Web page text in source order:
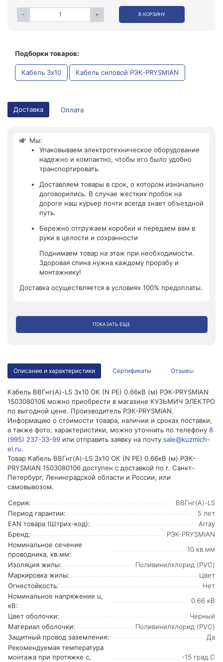
- + В КОРЗИНУ
Подборки товаров:
Кабель 3x10 Кабель силовой РЭК-PRYSMIAN
Доставка Оплата
Мы:
Упаковываем электротехническое оборудование
надежно и компактно, чтобы его было удобно
транспортировать.
Доставляем товары в срок, о котором изначально
договорились. В случае жестких пробок на
дороге наш курьер почти всегда знает объездной
путь.
Бережно отгружаем коробки и передаем вам в
руки в целости и сохранности
Поднимаем товар на этаж при необходимости.
Здоровая спина нужна каждому прорабу и
монтажнику!
Доставка осуществляется в условиях 100% предоплаты.
ПОКАЗАТЬ ЕЩЕ
Описание и характеристики Сертификаты Отзывы
Кабель ВВГнг(А)-LS 3х10 ОК (N PE) 0.66кВ (м) РЭК-PRYSMIAN
1503080106 можно приобрести в магазине КУЗЬМИЧ ЭЛЕКТРО
по выгодной цене. Производитель РЭК-PRYSMIAN.
Информацию о стоимости товара, наличии и сроках поставки,
а также фото, характеристики, можно уточнить по телефону 8
(995) 237-33-99 или отправить заявку на почту sale@kuzmich-
el.ru.
Товар Кабель ВВГнг(А)-LS 3х10 ОК (N PE) 0.66кВ (м) РЭК-
PRYSMIAN 1503080106 доступен с доставкой по г. Санкт-
Петербург, Ленинградской области и России, или
самовывозом.
Серия:
ВВГнг(А)-LS
Период гарантии:
5 лет
EAN товара (Штрих-код):
Array
Бренд:
РЭК-PRYSMIAN
Номинальное сечение
проводника, кв.мм:
10 кв.мм
Изоляция жилы:
Поливинилхлорид (PVC)
Маркировка жилы:
Цвет
Огнестойкость:
Нет
Номинальное напряжение u,
кВ:
0.66 кВ
Цвет оболочки:
Черный
Материал оболочки:
Поливинилхлорид (PVC)
Защитный провод заземления:
Да
Рекомендуемая температура
монтажа при протяжке с,
-15 град.C